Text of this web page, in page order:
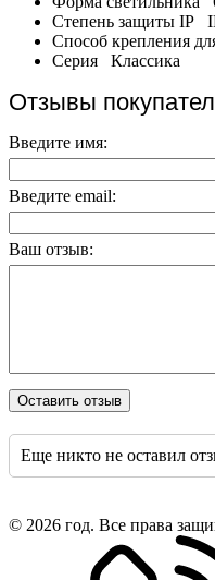
Степень защиты IP
Способ крепления
Серия
Классика
Отзывы
Введите имя:
Введите email:
Ваш отзыв:
Оставить отзыв
Еще никто не оставил
© 2026 год. Все права